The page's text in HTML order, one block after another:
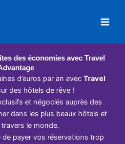
des économies avec Travel
d’euros par an avec Travel
des hôtels de rêve !
et négociés auprès des
dans les plus beaux hôtels et
le monde.
de payer vos réservations trop